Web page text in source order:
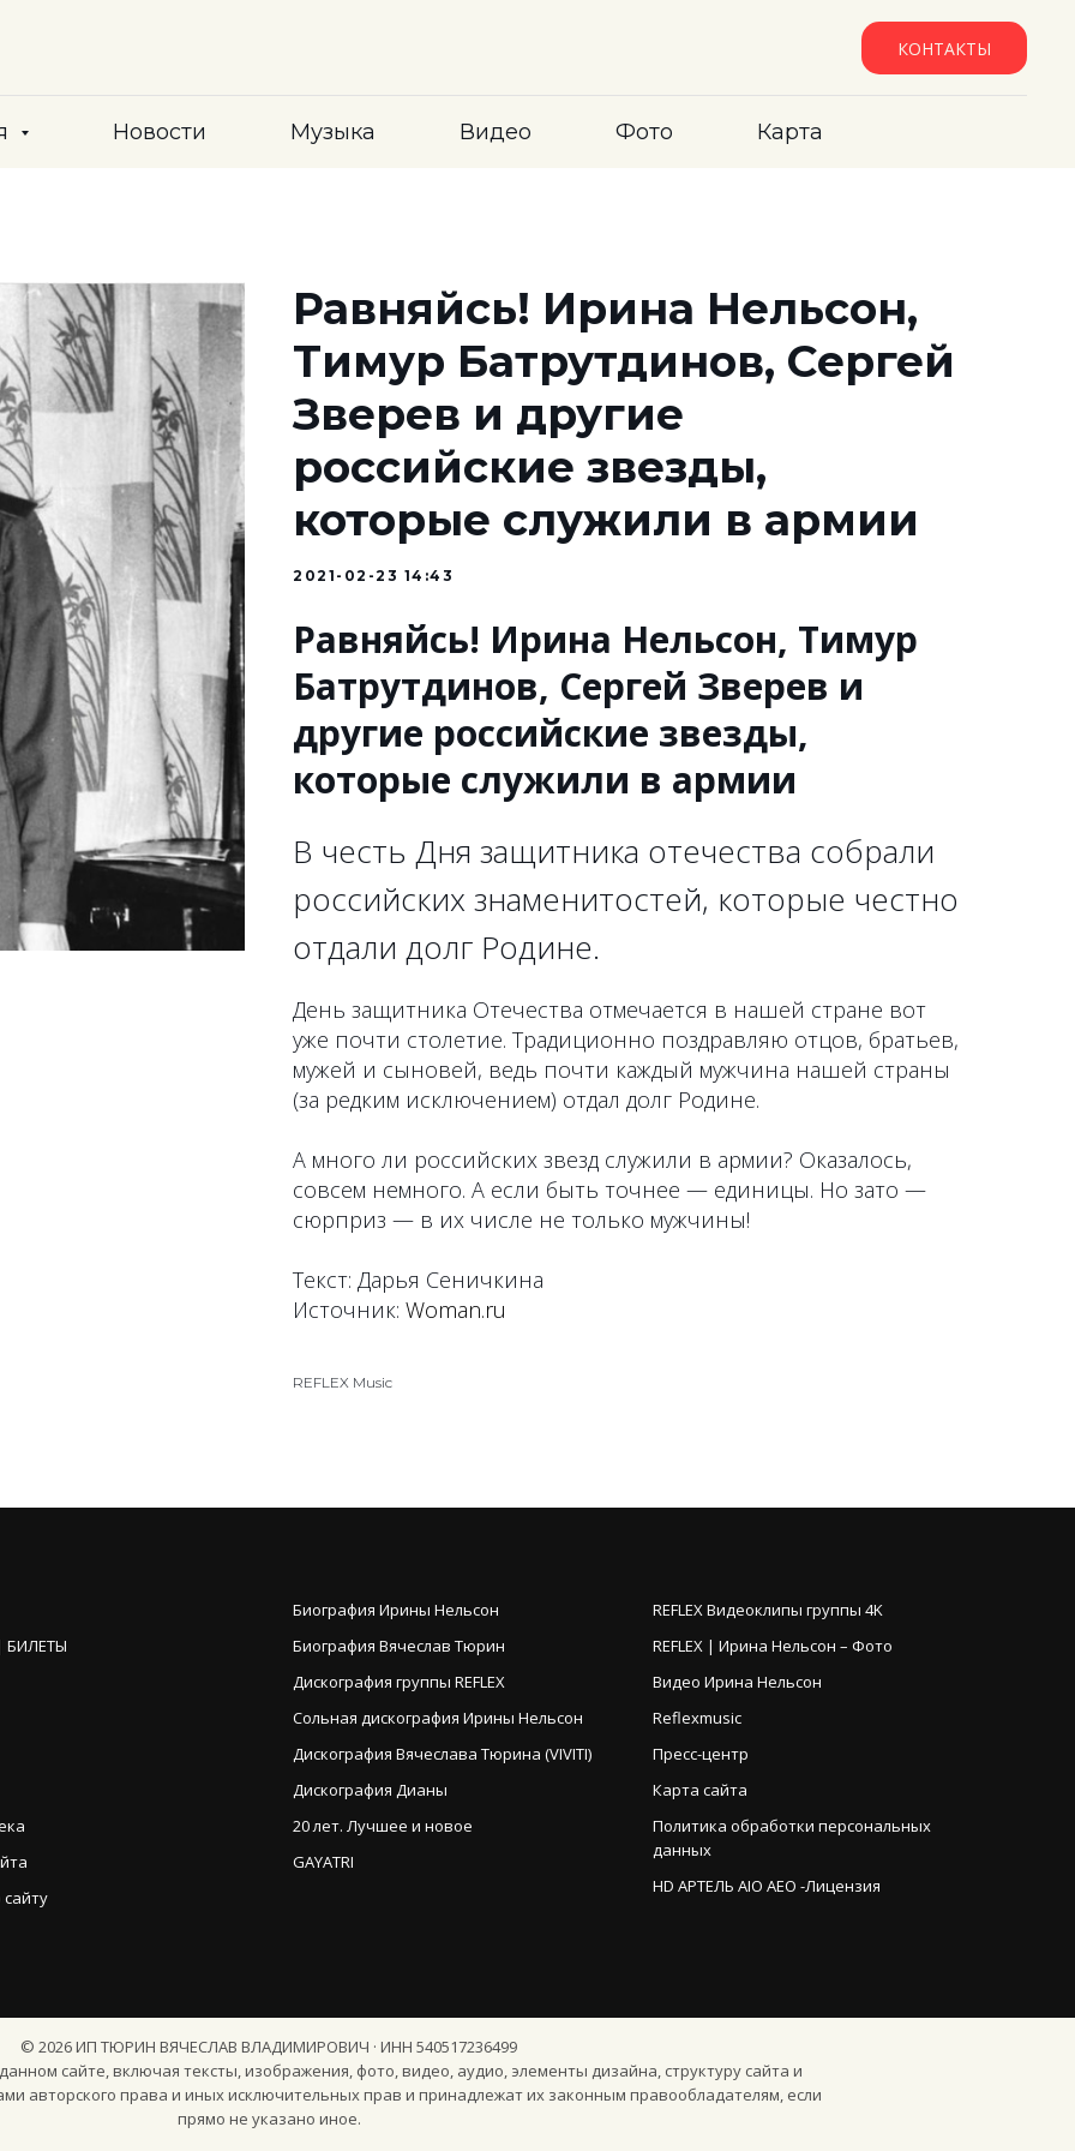
КОНТАКТЫ
Новости Музыка Видео Фото Карта
Равняйсь! Ирина Нельсон,
Тимур Батрутдинов, Сергей
Зверев и другие
российские звезды,
которые служили в армии
2021-02-23 14:43
Равняйсь! Ирина Нельсон, Тимур
Батрутдинов, Сергей Зверев и
другие российские звезды,
которые служили в армии
В честь Дня защитника отечества собрали
российских знаменитостей, которые честно
отдали долг Родине.
День защитника Отечества отмечается в нашей стране вот
уже почти столетие. Традиционно поздравляю отцов, братьев,
мужей и сыновей, ведь почти каждый мужчина нашей страны
(за редким исключением) отдал долг Родине.
А много ли российских звезд служили в армии? Оказалось,
совсем немного. А если быть точнее — единицы. Но зато —
сюрприз — в их числе не только мужчины!
Текст: Дарья Сеничкина
Источник: Woman.ru
REFLEX Music
Биография Ирины Нельсон
Биография Вячеслав Тюрин
Дискография группы REFLEX
Сольная дискография Ирины Нельсон
Дискография Вячеслава Тюрина (VIVITI)
Дискография Дианы
20 лет. Лучшее и новое
GAYATRI
REFLEX Видеоклипы группы 4K
REFLEX | Ирина Нельсон – Фото
Видео Ирина Нельсон
Reflexmusic
Пресс-центр
Карта сайта
Политика обработки персональных
данных
HD АРТЕЛЬ AIO AEO -Лицензия
© 2026ИП ТЮРИН ВЯЧЕСЛАВ ВЛАДИМИРОВИЧ · ИНН 540517236499
сайте, включая тексты, изображения, фото, видео, аудио, элементы дизайна, структуру сайта и
авторского права и иных исключительных прав и принадлежат их законным правообладателям, если
прямо не указано иное.